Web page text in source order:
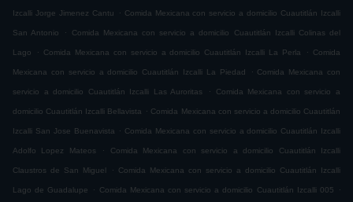
Izcalli Jorge Jimenez Cantu . Comida Mexicana con servicio a domicilio Cuautitlán Izcalli
San Antonio . Comida Mexicana con servicio a domicilio Cuautitlán Izcalli Colinas del
Lago . Comida Mexicana con servicio a domicilio Cuautitlán Izcalli La Perla . Comida
Mexicana con servicio a domicilio Cuautitlán Izcalli La Piedad . Comida Mexicana con
servicio a domicilio Cuautitlán Izcalli Las Auroritas . Comida Mexicana con servicio a
domicilio Cuautitlán Izcalli Bellavista . Comida Mexicana con servicio a domicilio Cuautitlán
Izcalli San Jose Buenavista . Comida Mexicana con servicio a domicilio Cuautitlán Izcalli
Adolfo Lopez Mateos . Comida Mexicana con servicio a domicilio Cuautitlán Izcalli
Claustros de San Miguel . Comida Mexicana con servicio a domicilio Cuautitlán Izcalli
Lago de Guadalupe . Comida Mexicana con servicio a domicilio Cuautitlán Izcalli 005 .